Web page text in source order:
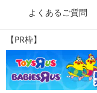
よくあるご質問
【PR枠】